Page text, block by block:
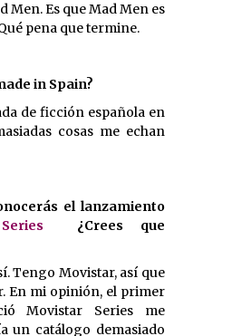
Men. Es que Mad Men es
pena que termine.
in Spain?
de ficción española en
cosas me echan
el lanzamiento
¿Crees que
Tengo Movistar, así que
En mi opinión, el primer
Movistar Series me
un catálogo demasiado